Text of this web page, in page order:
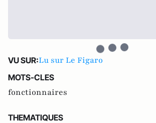
VU SUR:Lu sur Le Figaro
MOTS-CLES
fonctionnaires
THEMATIQUES